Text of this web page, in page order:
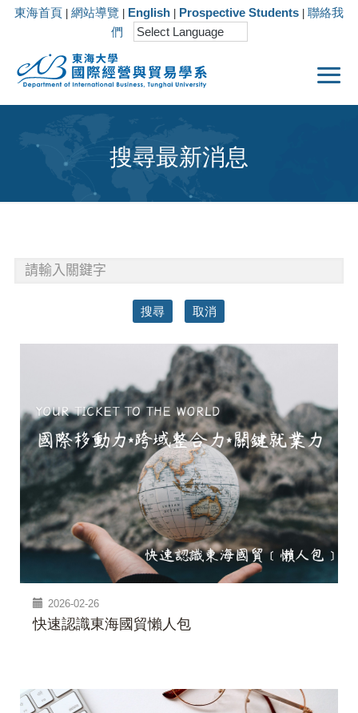
東海首頁 網站導覽 English Prospective Students
聯絡我
們
搜尋最新消息
搜尋 取消
2026-02-26
快速認識東海國貿懶人包